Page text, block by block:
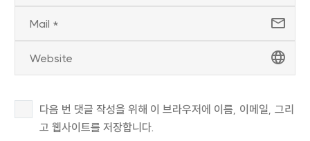
다음 번 댓글 작성을 위해 이 브라우저에 이름, 이메일, 그리
고 웹사이트를 저장합니다.